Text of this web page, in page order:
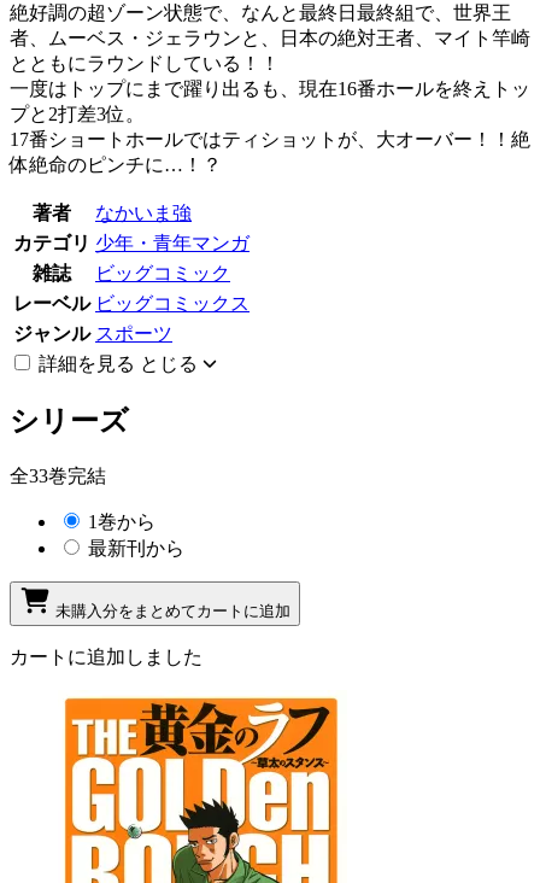
絶好調の超ゾーン状態で、なんと最終日最終組で、世界王
者、ムーベス・ジェラウンと、日本の絶対王者、マイト竿崎
とともにラウンドしている！！
一度はトップにまで躍り出るも、現在16番ホールを終えトッ
プと2打差3位。
17番ショートホールではティショットが、大オーバー！！絶
体絶命のピンチに…！？
著者
なかいま強
カテゴリ 少年・青年マンガ
雑誌
ビッグコミック
レーベル ビッグコミックス
ジャンル スポーツ
詳細を見る とじる
シリーズ
全33巻完結
1巻から
最新刊から
未購入分をまとめてカートに追加
カートに追加しました